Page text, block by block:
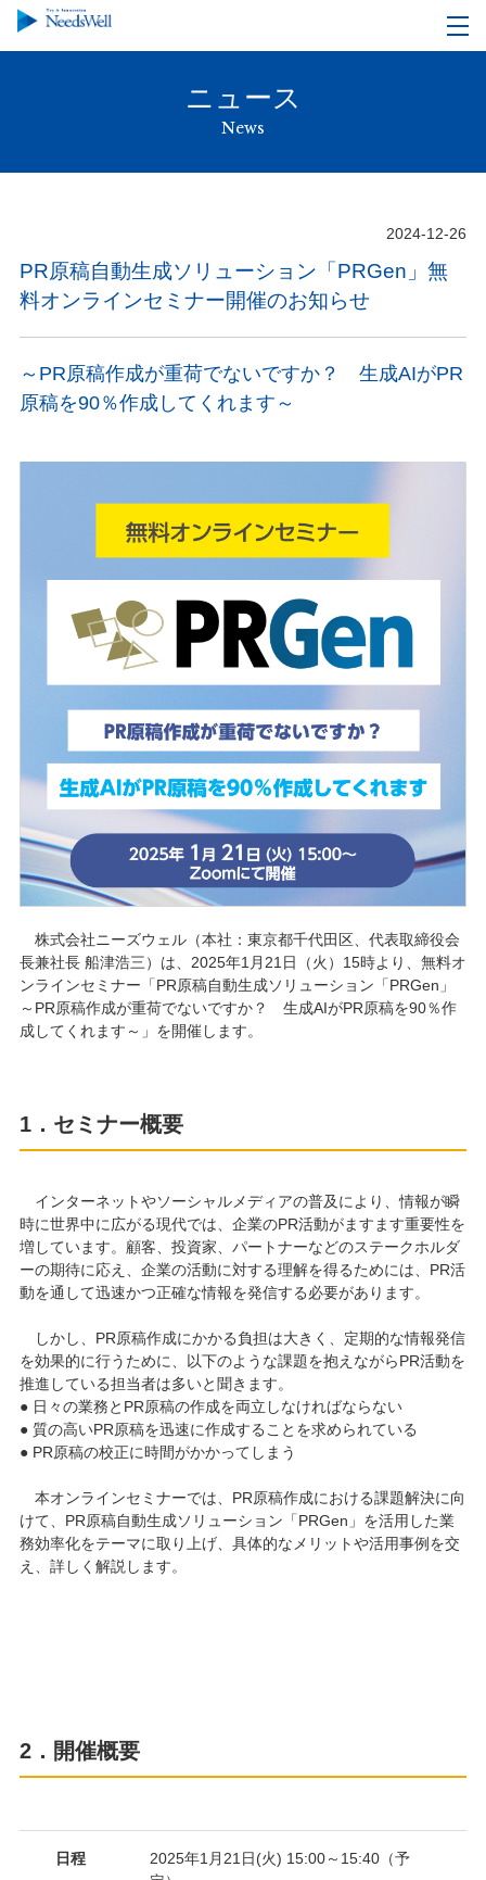
ニュース
News
2024-12-26
PR原稿自動生成ソリューション「PRGen」無
料オンラインセミナー開催のお知らせ
～PR原稿作成が重荷でないですか？ 生成AIがPR
原稿を90％作成してくれます～
株式会社ニーズウェル（本社：東京都千代田区、代表取締役会
長兼社長 船津浩三）は、2025年1月21日（火）15時より、無料オ
ンラインセミナー「PR原稿自動生成ソリューション「PRGen」
～PR原稿作成が重荷でないですか？ 生成AIがPR原稿を90％作
成してくれます～」を開催します。
1．セミナー概要
インターネットやソーシャルメディアの普及により、情報が瞬
時に世界中に広がる現代では、企業のPR活動がますます重要性を
増しています。顧客、投資家、パートナーなどのステークホルダ
ーの期待に応え、企業の活動に対する理解を得るためには、PR活
動を通して迅速かつ正確な情報を発信する必要があります。
しかし、PR原稿作成にかかる負担は大きく、定期的な情報発信
を効果的に行うために、以下のような課題を抱えながらPR活動を
推進している担当者は多いと聞きます。
● 日々の業務とPR原稿の作成を両立しなければならない
● 質の高いPR原稿を迅速に作成することを求められている
● PR原稿の校正に時間がかかってしまう
本オンラインセミナーでは、PR原稿作成における課題解決に向
けて、PR原稿自動生成ソリューション「PRGen」を活用した業
務効率化をテーマに取り上げ、具体的なメリットや活用事例を交
え、詳しく解説します。
2．開催概要
日程
2025年1月21日(火) 15:00～15:40（予